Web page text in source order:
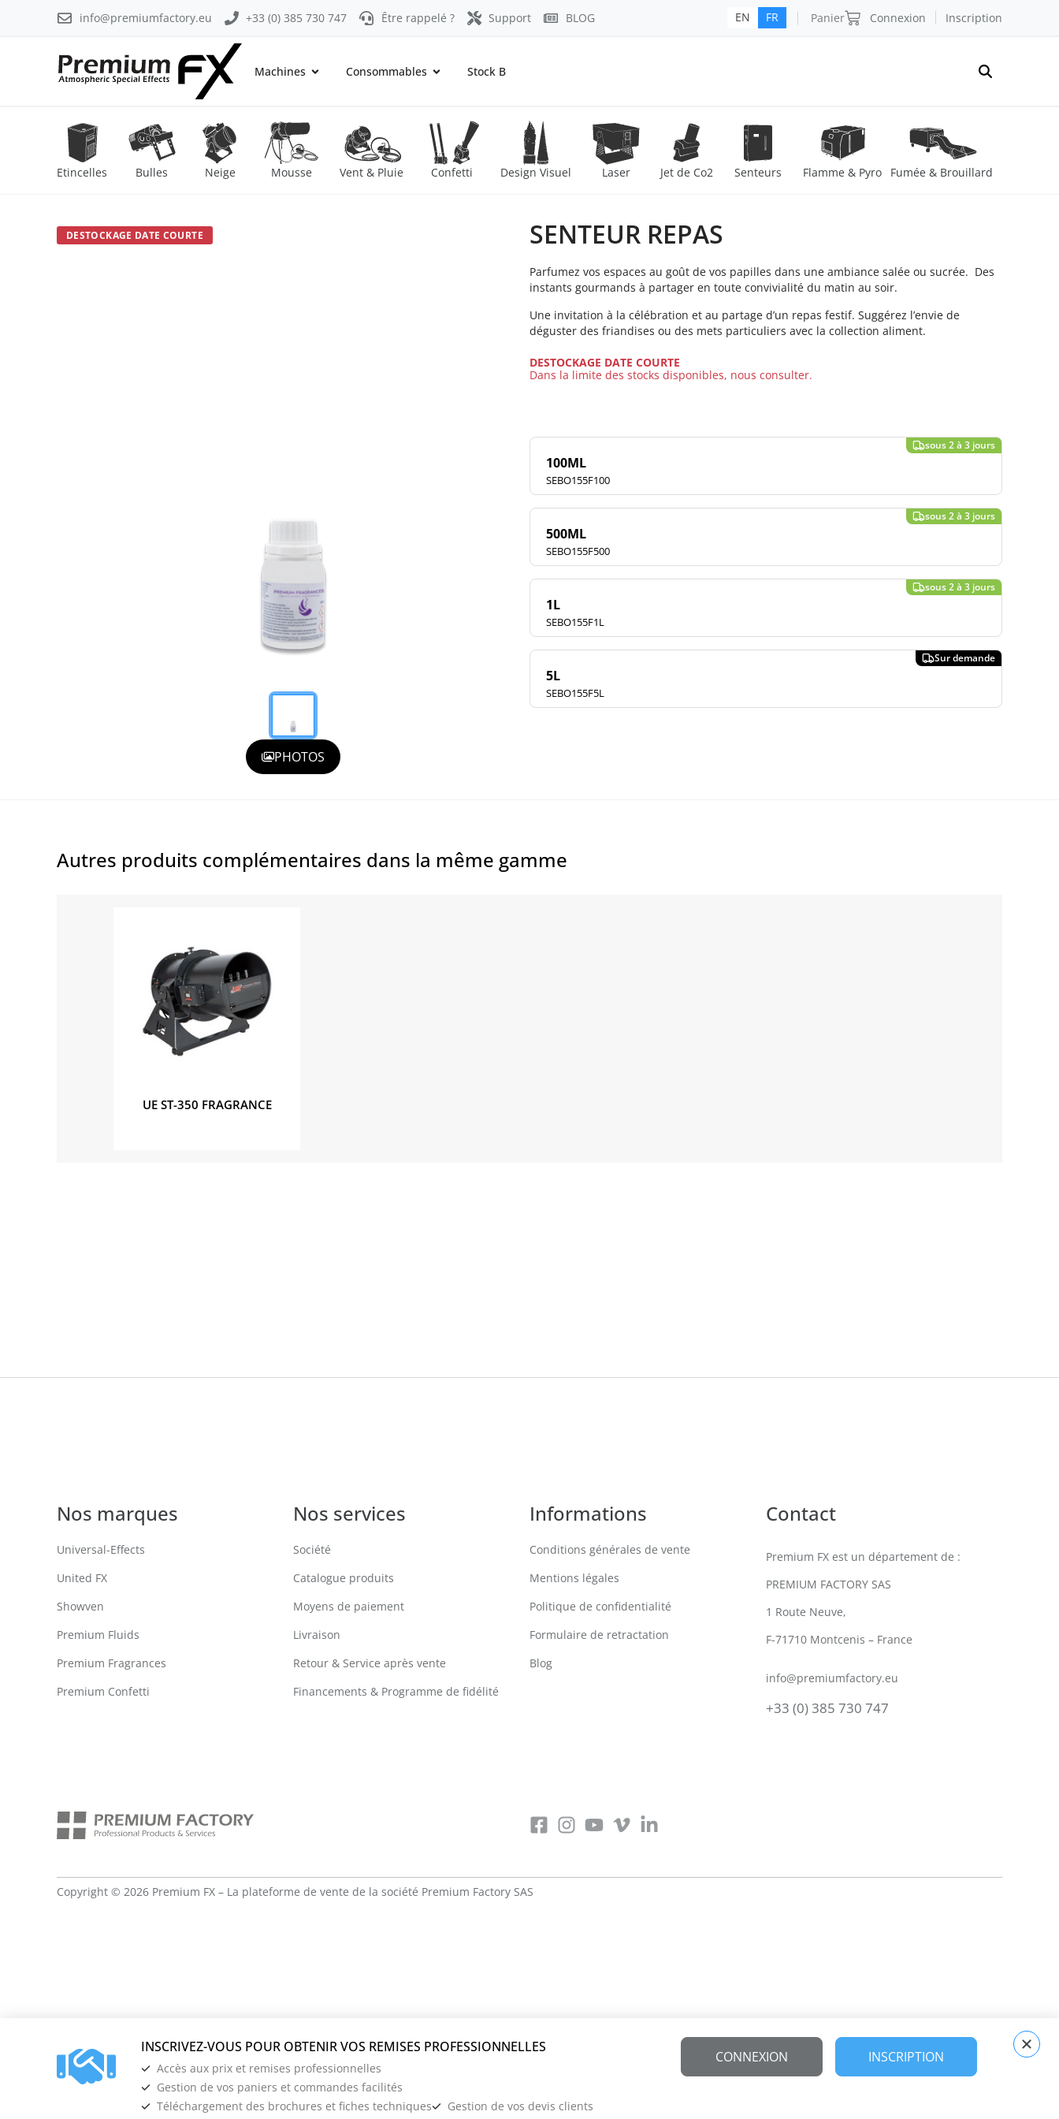
info@premiumfactory.eu +33 (0) 385 730 747 Être rappelé ? Support BLOG EN FR Panier Connexion Inscription
Machines Consommables Stock B
Etincelles Bulles Neige Mousse Vent & Pluie Confetti Design Visuel Laser Jet de Co2 Senteurs Flamme & Pyro Fumée & Brouillard
PHOTOS
DESTOCKAGE DATE COURTE SENTEUR REPAS
Parfumez vos espaces au goût de vos papilles dans une ambiance salée ou sucrée. Des
instants gourmands à partager en toute convivialité du matin au soir.
Une invitation à la célébration et au partage d’un repas festif. Suggérez l’envie de
déguster des friandises ou des mets particuliers avec la collection aliment.
DESTOCKAGE DATE COURTE
Dans la limite des stocks disponibles, nous consulter.
100ML
SEBO155F100
500ML
SEBO155F500
1L
SEBO155F1L
5L
SEBO155F5L
Autres produits complémentaires dans la même gamme
UE ST-350 FRAGRANCE
Nos marques
Universal-Effects
United FX
Showven
Premium Fluids
Premium Fragrances
Premium Confetti
Nos services
Société
Catalogue produits
Moyens de paiement
Livraison
Retour & Service après vente
Financements & Programme de fidélité
Informations
Conditions générales de vente
Mentions légales
Politique de confidentialité
Formulaire de retractation
Blog
Contact
Premium FX est un département de :
PREMIUM FACTORY SAS
1 Route Neuve,
F-71710 Montcenis – France
info@premiumfactory.eu
+33 (0) 385 730 747
Copyright © 2026 Premium FX – La plateforme de vente de la société Premium Factory SAS
Accès aux prix et remises professionnelles
Gestion de vos paniers et commandes facilités
Téléchargement des brochures et fiches techniques
Gestion de vos devis clients
CONNEXION INSCRIPTION